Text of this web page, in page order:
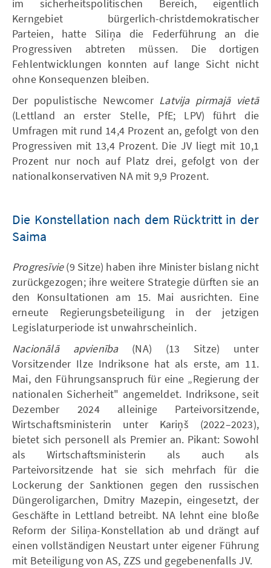
im sicherheitspolitischen Bereich, eigentlich
Kerngebiet bürgerlich-christdemokratischer
Parteien, hatte Siliņa die Federführung an die
Progressiven abtreten müssen. Die dortigen
Fehlentwicklungen konnten auf lange Sicht nicht
ohne Konsequenzen bleiben.
Der populistische Newcomer Latvija pirmajā vietā
(Lettland an erster Stelle, PfE; LPV) führt die
Umfragen mit rund 14,4 Prozent an, gefolgt von den
Progressiven mit 13,4 Prozent. Die JV liegt mit 10,1
Prozent nur noch auf Platz drei, gefolgt von der
nationalkonservativen NA mit 9,9 Prozent.
Die Konstellation nach dem Rücktritt in der
Saima
Progresīvie(9 Sitze) haben ihre Minister bislang nicht
zurückgezogen; ihre weitere Strategie dürften sie an
den Konsultationen am 15. Mai ausrichten. Eine
erneute Regierungsbeteiligung in der jetzigen
Legislaturperiode ist unwahrscheinlich.
Nacionālā apvienība (NA) (13 Sitze) unter
Vorsitzender Ilze Indriksone hat als erste, am 11.
Mai, den Führungsanspruch für eine „Regierung der
nationalen Sicherheit" angemeldet. Indriksone, seit
Dezember 2024 alleinige Parteivorsitzende,
Wirtschaftsministerin unter Kariņš (2022–2023),
bietet sich personell als Premier an. Pikant: Sowohl
als Wirtschaftsministerin als auch als
Parteivorsitzende hat sie sich mehrfach für die
Lockerung der Sanktionen gegen den russischen
Düngeroligarchen, Dmitry Mazepin, eingesetzt, der
Geschäfte in Lettland betreibt. NA lehnt eine bloße
Reform der Siliņa-Konstellation ab und drängt auf
einen vollständigen Neustart unter eigener Führung
mit Beteiligung von AS, ZZS und gegebenenfalls JV.